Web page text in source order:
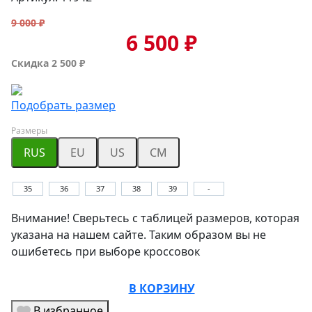
9 000 ₽
6 500 ₽
Скидка 2 500 ₽
Подобрать размер
Размеры
RUS EU US CM
35 36 37 38 39 -
Внимание! Сверьтесь с таблицей размеров, которая
указана на нашем сайте. Таким образом вы не
ошибетесь при выборе кроссовок
В КОРЗИНУ